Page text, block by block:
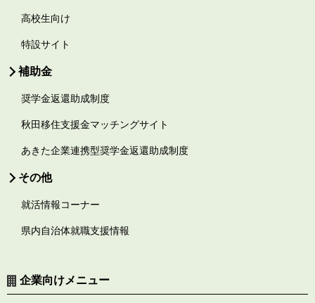
高校生向け
特設サイト
補助金
奨学金返還助成制度
秋田移住支援金マッチングサイト
あきた企業連携型奨学金返還助成制度
その他
就活情報コーナー
県内自治体就職支援情報
企業向けメニュー